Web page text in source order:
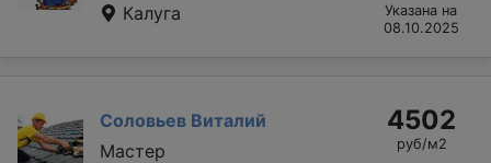
Калуга
Указана на
08.10.2025
Соловьев Виталий
Мастер
4502
руб/м2